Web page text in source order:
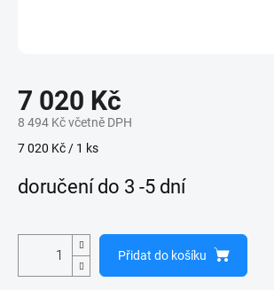
7 020 Kč
8 494 Kč včetně DPH
Měrná
7 020 Kč / 1 ks
doručení do 3 -5 dní
Přidat do košíku